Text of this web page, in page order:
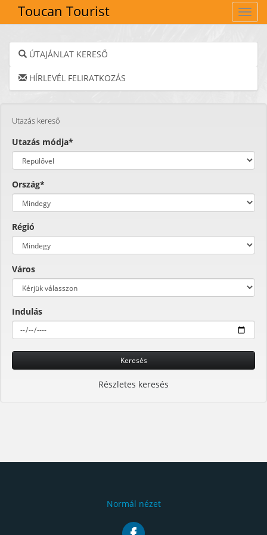
Toucan Tourist
ÚTAJÁNLAT KERESŐ
HÍRLEVÉL FELIRATKOZÁS
Utazás kereső
Utazás módja*
Ország*
Régió
Város
Indulás
Keresés
Részletes keresés
Normál nézet